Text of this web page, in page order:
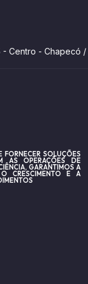
- Centro - Chapecó /
SOLUÇÕES
AS OPERAÇÕES DE
GARANTIMOS A
CRESCIMENTO E A